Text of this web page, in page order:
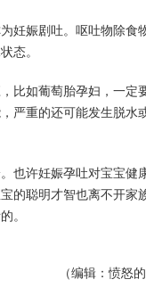
妊娠剧吐。呕吐物除食
态。
比如葡萄胎孕妇，一定
严重的还可能发生脱水
也许妊娠孕吐对宝宝健
的聪明才智也离不开家
。
（编辑：愤怒的